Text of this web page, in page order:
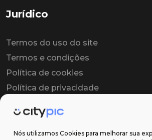
Nós utilizamos Cookies para melhorar sua
Jurídico
Termos do uso do site
Termos e condições
Política de cookies
Política de privacidade
Contrato de licença